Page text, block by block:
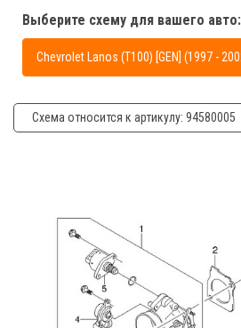
Выберите схему для вашего авто:
Chevrolet Lanos (T100) [GEN] (1997 -
Схема относится к артикулу: 94580005